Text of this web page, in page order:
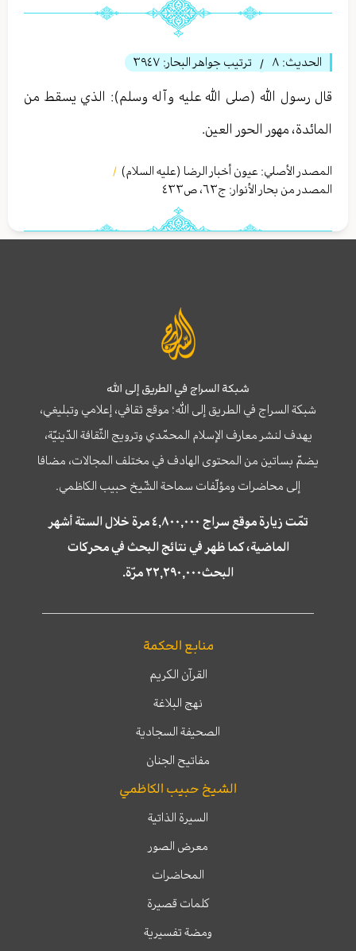
الحديث: ٨ / ترتيب جواهر البحار: ٣٩٤٧
قال رسول الله (صلى الله عليه وآله وسلم): الذي يسقط من
المائدة، مهور الحور العين.
المصدر الأصلي: عيون أخبار الرضا (عليه السلام) /
المصدر من بحار الأنوار: ج٦٣، ص٤٣٣
شبكة السراج في الطريق إلى الله
شبكة السراج في الطريق إلى الله؛ موقع ثقافي، إعلامي وتبليغي،
يهدف لنشر معارف الإسلام المحمّدي وترويج الثّقافة الدّينيّة،
يضمّ بساتين من المحتوى الهادف في مختلف المجالات، مضافا
إلى محاضرات ومؤلّفات سماحة الشّيخ حبيب الكاظمي.
تمّت زيارة موقع سراج ٤,٨٠٠,٠٠٠ مرة خلال الستة أشهر
الماضية، كما ظهر في نتائج البحث في محركات
البحث٢٢,٢٩٠,٠٠٠ مرّة.
منابع الحكمة
القرآن الكريم
نهج البلاغة
الصحيفة السجادية
مفاتيح الجنان
الشيخ حبيب الكاظمي
السيرة الذاتية
معرض الصور
المحاضرات
كلمات قصيرة
ومضة تفسيرية